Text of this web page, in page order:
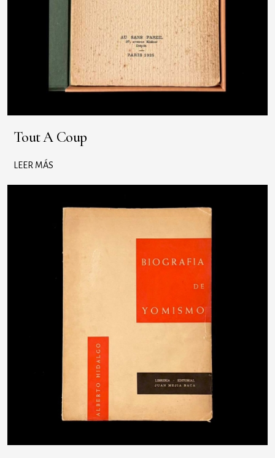
Tout A Coup
LEER MÁS